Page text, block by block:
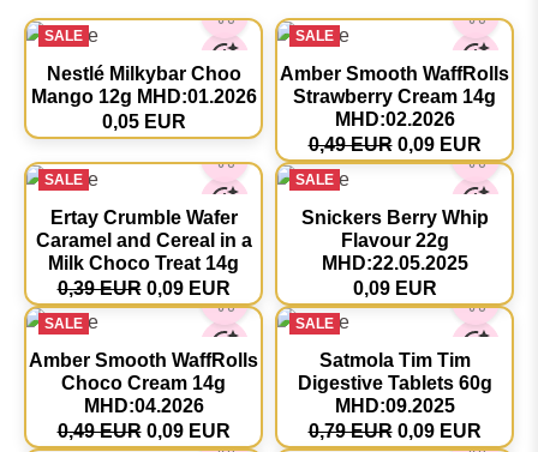
SALE
Nestlé Milkybar Choo
Mango 12g MHD:01.2026
0,05 EUR
SALE
Amber Smooth WaffRolls
Strawberry Cream 14g
MHD:02.2026
0,49 EUR 0,09 EUR
SALE
Ertay Crumble Wafer
Caramel and Cereal in a
Milk Choco Treat 14g
0,39 EUR 0,09 EUR
SALE
Snickers Berry Whip
Flavour 22g
MHD:22.05.2025
0,09 EUR
SALE
Amber Smooth WaffRolls
Choco Cream 14g
MHD:04.2026
0,49 EUR 0,09 EUR
SALE
Satmola Tim Tim
Digestive Tablets 60g
MHD:09.2025
0,79 EUR 0,09 EUR